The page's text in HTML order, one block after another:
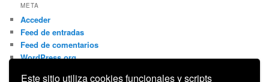
Este sitio utiliza cookies funcionales y scripts
META
Acceder
Feed de entradas
Feed de comentarios
WordPress.org